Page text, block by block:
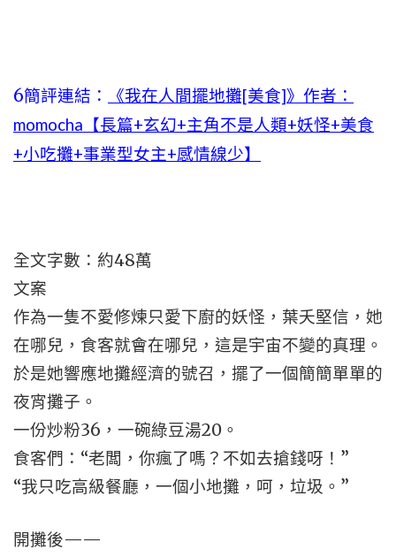
6簡評連結：
《我在人間擺地攤[美食]》作者：
momocha【長篇+玄幻+主角不是人類+妖怪+美食
+小吃攤+事業型女主+感情線少】
全文字數：約48萬
文案
作為一隻不愛修煉只愛下廚的妖怪，葉夭堅信，她
在哪兒，食客就會在哪兒，這是宇宙不變的真理。
於是她響應地攤經濟的號召，擺了一個簡簡單單的
夜宵攤子。
一份炒粉36，一碗綠豆湯20。
食客們：“老闆，你瘋了嗎？不如去搶錢呀！”
“我只吃高級餐廳，一個小地攤，呵，垃圾。”
開攤後——